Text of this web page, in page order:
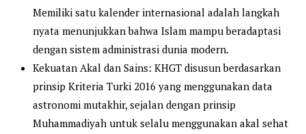
Memiliki satu kalender internasional adalah langkah
nyata menunjukkan bahwa Islam mampu beradaptasi
dengan sistem administrasi dunia modern.
Kekuatan Akal dan Sains: KHGT disusun berdasarkan
prinsip Kriteria Turki 2016 yang menggunakan data
astronomi mutakhir, sejalan dengan prinsip
Muhammadiyah untuk selalu menggunakan akal sehat